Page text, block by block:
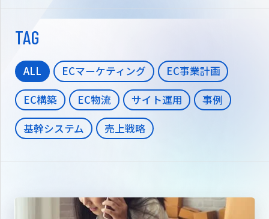
TAG
ALL ECマーケティング
EC事業計画
EC構築
EC物流 サイト運用
事例
基幹システム
売上戦略